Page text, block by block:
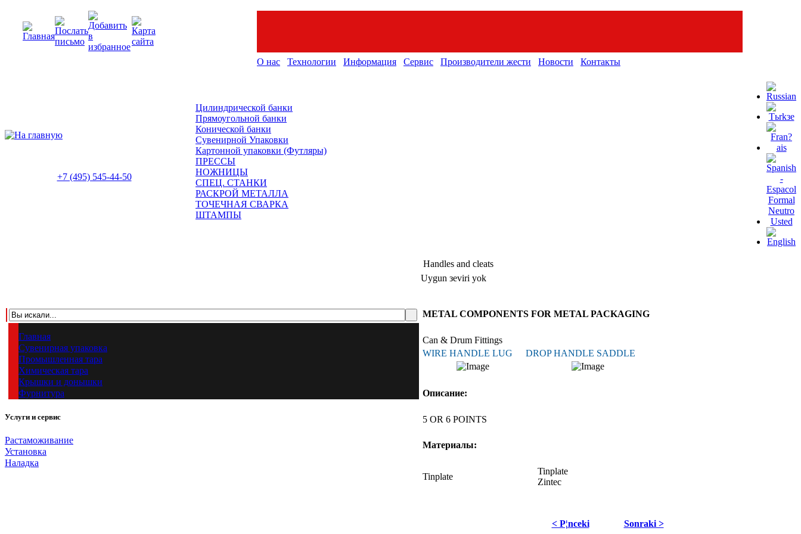
О нас Технологии Информация Сервис Производители жести Новости Контакты
+7 (495) 545-44-50
Цилиндрической банки
Прямоугольной банки
Конической банки
Сувенирной Упаковки
Картонной упаковки (Футляры)
ПРЕССЫ
НОЖНИЦЫ
СПЕЦ. СТАНКИ
РАСКРОЙ МЕТАЛЛА
ТОЧЕЧНАЯ СВАРКА
ШТАМПЫ
Главная
Сувенирная упаковка
Промышленная тара
Химическая тара
Крышки и донышки
Фурнитура
Услуги и сервис
Растаможивание
Установка
Наладка
Handles and cleats
Uygun зeviri yok
METAL COMPONENTS FOR METAL PACKAGING
Can & Drum Fittings
WIRE HANDLE LUG
DROP HANDLE SADDLE
Описание:
5 OR 6 POINTS
Материалы:
Tinplate
Tinplate
Zintec
< Р¦nceki Sonraki >